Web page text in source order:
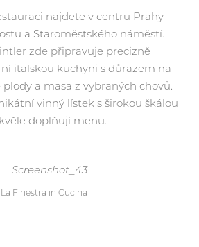
najdete v centru Prahy
a Staroměstského náměstí.
zde připravuje precizně
italskou kuchyni s důrazem na
a masa z vybraných chovů.
vinný lístek s širokou škálou
doplňují menu.
La Finestra in Cucina